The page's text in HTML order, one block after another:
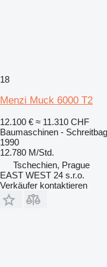
18
Menzi Muck 6000 T2
12.100 € ≈ 11.310 CHF
Baumaschinen -
1990
12.780 M/Std.
Tschechien, Prague
EAST WEST 24 s.r.o.
Verkäufer kontaktieren